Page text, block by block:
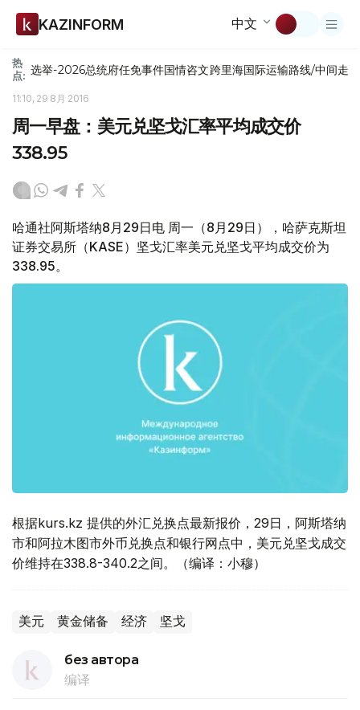
KAZINFORM 中文
热
点: 选举-2026总统府任免事件国情咨文跨里海国际运输路线/中间走廊
11:10, 29 8月 2016
周一早盘：美元兑坚戈汇率平均成交价
338.95
哈通社阿斯塔纳8月29日电 周一（8月29日），哈萨克斯坦
证券交易所（KASE）坚戈汇率美元兑坚戈平均成交价为
338.95。
根据kurs.kz 提供的外汇兑换点最新报价，29日，阿斯塔纳
市和阿拉木图市外币兑换点和银行网点中，美元兑坚戈成交
价维持在338.8-340.2之间。（编译：小穆）
美元 黄金储备 经济 坚戈
без автора
编译